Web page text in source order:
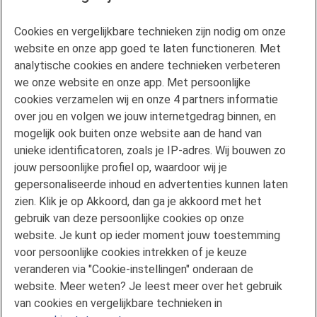
Hypotheekvormen
Maximale hypotheek
Renteoverzicht
Mijn situatie wijzigt
Duurzaam wonen
mijnFlorius
Nieuwsbrieven
Pers
Vind een adviseur
Verwachting hypotheekrente
Service en Contact
Voorwaarden en formulieren
Klachtenregeling
Veelgestelde vragen
Cookies en vergelijkbare technieken zijn nodig om onze
website en onze app goed te laten functioneren. Met
analytische cookies en andere technieken verbeteren
we onze website en onze app. Met persoonlijke
cookies verzamelen wij en onze 4 partners informatie
over jou en volgen we jouw internetgedrag binnen, en
mogelijk ook buiten onze website aan de hand van
unieke identificatoren, zoals je IP-adres. Wij bouwen zo
jouw persoonlijke profiel op, waardoor wij je
gepersonaliseerde inhoud en advertenties kunnen laten
zien. Klik je op Akkoord, dan ga je akkoord met het
gebruik van deze persoonlijke cookies op onze
website. Je kunt op ieder moment jouw toestemming
voor persoonlijke cookies intrekken of je keuze
veranderen via "Cookie-instellingen" onderaan de
website. Meer weten? Je leest meer over het gebruik
van cookies en vergelijkbare technieken in